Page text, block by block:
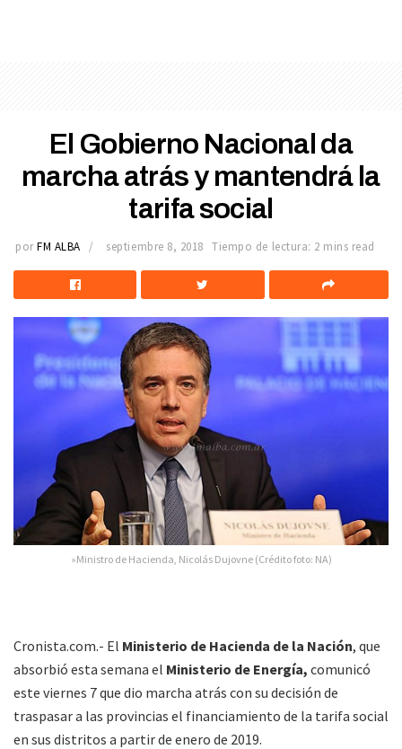
El Gobierno Nacional da
marcha atrás y mantendrá la
tarifa social
por FM ALBA septiembre 8, 2018 Tiempo de lectura: 2 mins read
»Ministro de Hacienda, Nicolás Dujovne (Crédito foto: NA)
Cronista.com.- El Ministerio de Hacienda de la Nación, que
absorbió esta semana el Ministerio de Energía, comunicó
este viernes 7 que dio marcha atrás con su decisión de
traspasar a las provincias el financiamiento de la tarifa social
en sus distritos a partir de enero de 2019.